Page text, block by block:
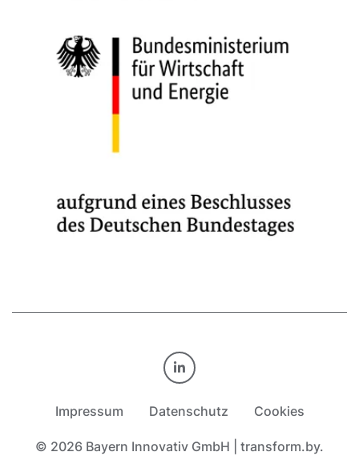
TRANSFORM.BY AUF
Impressum Datenschutz Cookies
© 2026 Bayern Innovativ GmbH | transform.by.